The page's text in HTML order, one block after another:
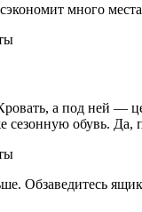
много
а под ней
обувь. Да,
Обзаведитесь